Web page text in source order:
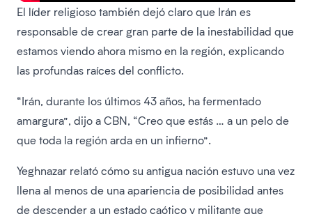
El líder religioso también dejó claro que Irán es
responsable de crear gran parte de la inestabilidad que
estamos viendo ahora mismo en la región, explicando
las profundas raíces del conflicto.
“Irán, durante los últimos 43 años, ha fermentado
amargura”, dijo a CBN, “Creo que estás … a un pelo de
que toda la región arda en un infierno”.
Yeghnazar relató cómo su antigua nación estuvo una vez
llena al menos de una apariencia de posibilidad antes
de descender a un estado caótico y militante que